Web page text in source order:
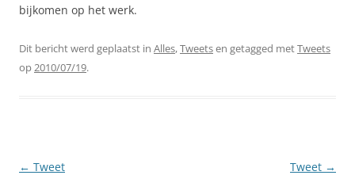
bijkomen op het werk.
Dit bericht werd geplaatst in Alles,Tweetsen getagged metTweets
op2010/07/19.
Berichtnavigatie
← Tweet Tweet →